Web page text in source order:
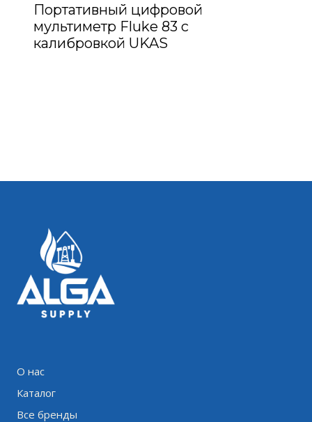
Портативный цифровой
мультиметр Fluke 83 с
калибровкой UKAS
О нас
Каталог
Все бренды